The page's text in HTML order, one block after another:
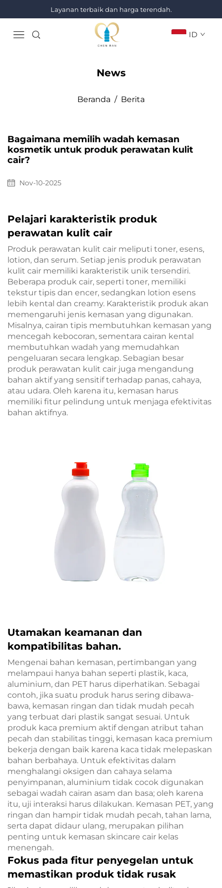
Layanan terbaik dan harga terendah.
ID
Beranda / Berita
News
Bagaimana memilih wadah kemasan
kosmetik untuk produk perawatan kulit
cair?
Nov-10-2025
Pelajari karakteristik produk
perawatan kulit cair
Produk perawatan kulit cair meliputi toner, esens,
lotion, dan serum. Setiap jenis produk perawatan
kulit cair memiliki karakteristik unik tersendiri.
Beberapa produk cair, seperti toner, memiliki
tekstur tipis dan encer, sedangkan lotion esens
lebih kental dan creamy. Karakteristik produk akan
memengaruhi jenis kemasan yang digunakan.
Misalnya, cairan tipis membutuhkan kemasan yang
mencegah kebocoran, sementara cairan kental
membutuhkan wadah yang memudahkan
pengeluaran secara lengkap. Sebagian besar
produk perawatan kulit cair juga mengandung
bahan aktif yang sensitif terhadap panas, cahaya,
atau udara. Oleh karena itu, kemasan harus
memiliki fitur pelindung untuk menjaga efektivitas
bahan aktifnya.
Utamakan keamanan dan
kompatibilitas bahan.
Mengenai bahan kemasan, pertimbangan yang
melampaui hanya bahan seperti plastik, kaca,
aluminium, dan PET harus diperhatikan. Sebagai
contoh, jika suatu produk harus sering dibawa-
bawa, kemasan ringan dan tidak mudah pecah
yang terbuat dari plastik sangat sesuai. Untuk
produk kaca premium aktif dengan atribut tahan
pecah dan stabilitas tinggi, kemasan kaca premium
bekerja dengan baik karena kaca tidak melepaskan
bahan berbahaya. Untuk efektivitas dalam
menghalangi oksigen dan cahaya selama
penyimpanan, aluminium tidak cocok digunakan
sebagai wadah cairan asam dan basa; oleh karena
itu, uji interaksi harus dilakukan. Kemasan PET, yang
ringan dan hampir tidak mudah pecah, tahan lama,
serta dapat didaur ulang, merupakan pilihan
penting untuk kemasan skincare cair kelas
menengah.
Fokus pada fitur penyegelan untuk
memastikan produk tidak rusak